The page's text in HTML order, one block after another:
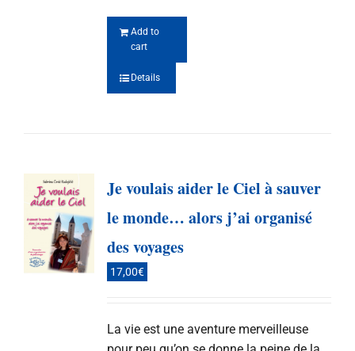
Add to
cart
Details
Je voulais aider le Ciel à sauver
le monde… alors j’ai organisé
des voyages
17,00€
La vie est une aventure merveilleuse